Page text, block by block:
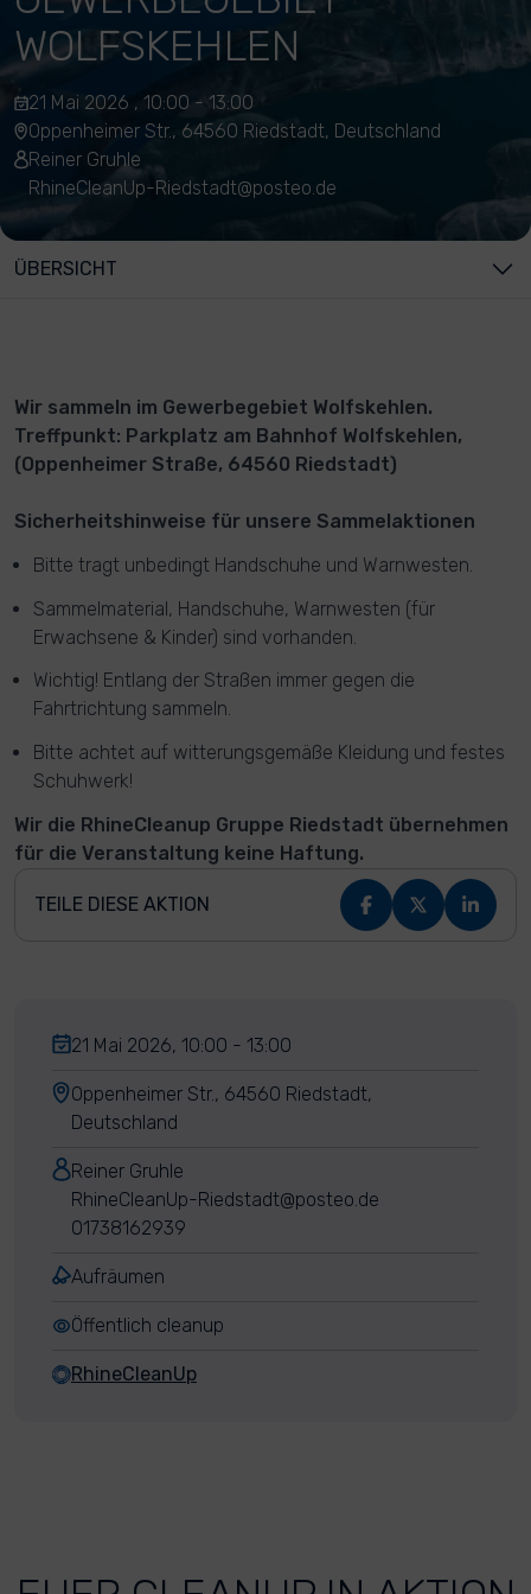
WOLFSKEHLEN
21 Mai 2026 , 10:00 - 13:00
Oppenheimer Str., 64560 Riedstadt, Deutschland
Reiner Gruhle
RhineCleanUp-Riedstadt@posteo.de
ÜBERSICHT
Wir sammeln im Gewerbegebiet Wolfskehlen.
Treffpunkt: Parkplatz am Bahnhof Wolfskehlen,
(Oppenheimer Straße, 64560 Riedstadt)
Sicherheitshinweise für unsere Sammelaktionen
Bitte tragt unbedingt Handschuhe und Warnwesten.
Sammelmaterial, Handschuhe, Warnwesten (für
Erwachsene & Kinder) sind vorhanden.
Wichtig! Entlang der Straßen immer gegen die
Fahrtrichtung sammeln.
Bitte achtet auf witterungsgemäße Kleidung und festes
Schuhwerk!
Wir die RhineCleanup Gruppe Riedstadt übernehmen
für die Veranstaltung keine Haftung.
TEILE DIESE AKTION
21 Mai 2026, 10:00 - 13:00
Oppenheimer Str., 64560 Riedstadt,
Deutschland
Reiner Gruhle
RhineCleanUp-Riedstadt@posteo.de
01738162939
Aufräumen
Öffentlich cleanup
RhineCleanUp